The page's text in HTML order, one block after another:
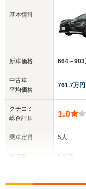
基本情報
新車価格
中古車
平均価格
クチコミ
総合評価
乗車定員
ドア数
664～903
761.7万円
1.0
5人
5ドア
全高